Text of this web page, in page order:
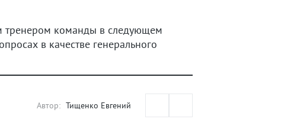
тренером команды в следующем
в качестве генерального
Автор: Тищенко Евгений